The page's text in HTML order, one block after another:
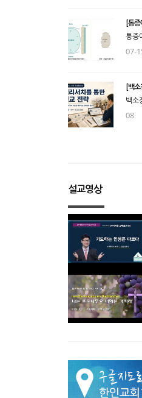
[통증
통증
07-
[백소
백소
08
설교영상